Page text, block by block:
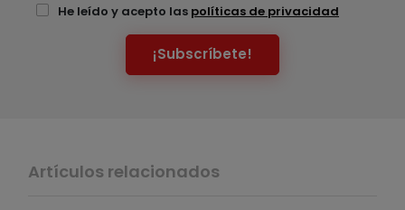
He leído y acepto las políticas de privacidad
¡Subscríbete!
Artículos relacionados